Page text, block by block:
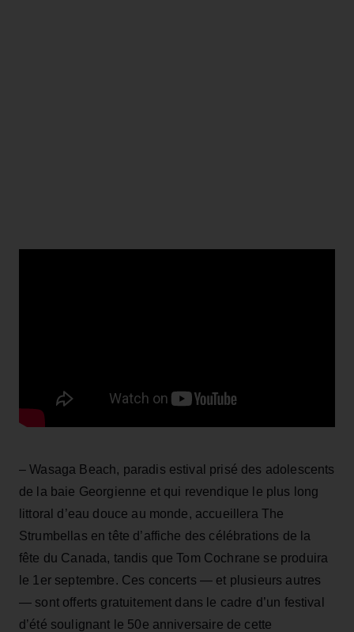
– Wasaga Beach, paradis estival prisé des adolescents
de la baie Georgienne et qui revendique le plus long
littoral d’eau douce au monde, accueillera The
Strumbellas en tête d’affiche des célébrations de la
fête du Canada, tandis que Tom Cochrane se produira
le 1er septembre. Ces concerts — et plusieurs autres
— sont offerts gratuitement dans le cadre d’un festival
d’été soulignant le 50e anniversaire de cette